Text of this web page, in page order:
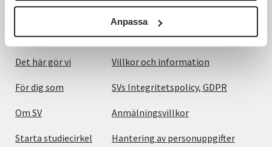
Anpassa
Det här gör vi
För dig som
Om SV
Starta studiecirkel
Om webbplatsen
Villkor och information
SVs Integritetspolicy, GDPR
Anmälningsvillkor
Hantering av personuppgifter